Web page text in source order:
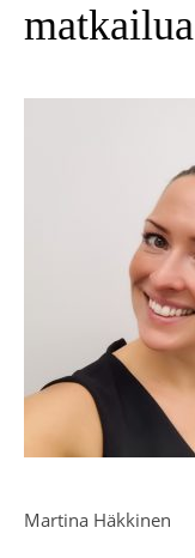
matkailua
Martina Häkkinen